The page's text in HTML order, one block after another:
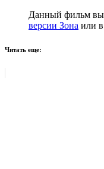
Данный фильм вы
версии Зона или в
Читать еще: